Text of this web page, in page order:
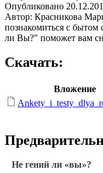
Опубликовано
Автор: Красникова
познакомиться с
ли Вы?" поможет вам
Скачать:
Вложение
Не гений ли «вы»?